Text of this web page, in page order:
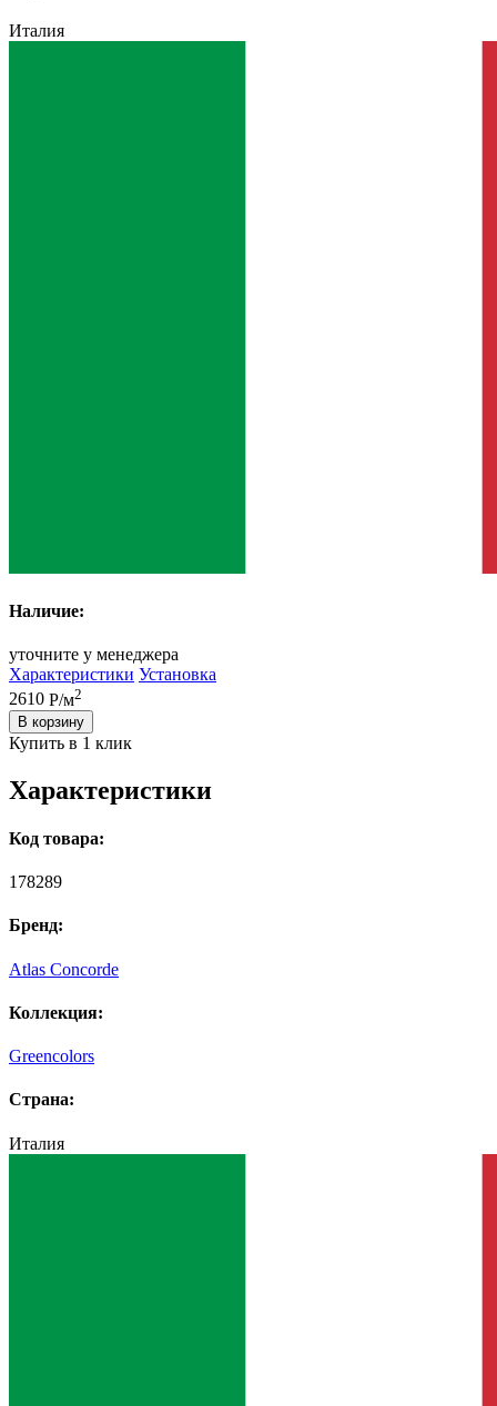
Италия
Наличие:
уточните у менеджера
Характеристики Установка
2610 Р/м2
В корзину
Купить в 1 клик
Характеристики
Код товара:
178289
Бренд:
Atlas Concorde
Коллекция:
Greencolors
Страна:
Италия